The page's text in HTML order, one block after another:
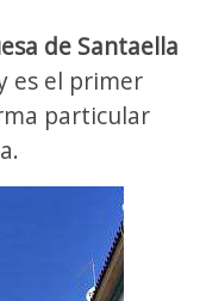
de Santaella
es el primer
particular